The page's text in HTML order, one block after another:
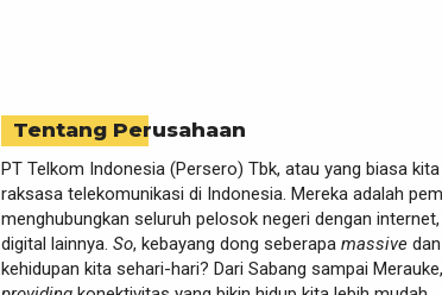
Tentang Perusahaan
PT Telkom Indonesia (Persero) Tbk, atau yang biasa
raksasa telekomunikasi di Indonesia. Mereka adalah
menghubungkan seluruh pelosok negeri dengan
digital lainnya. So, kebayang dong seberapa massive
kehidupan kita sehari-hari? Dari Sabang sampai